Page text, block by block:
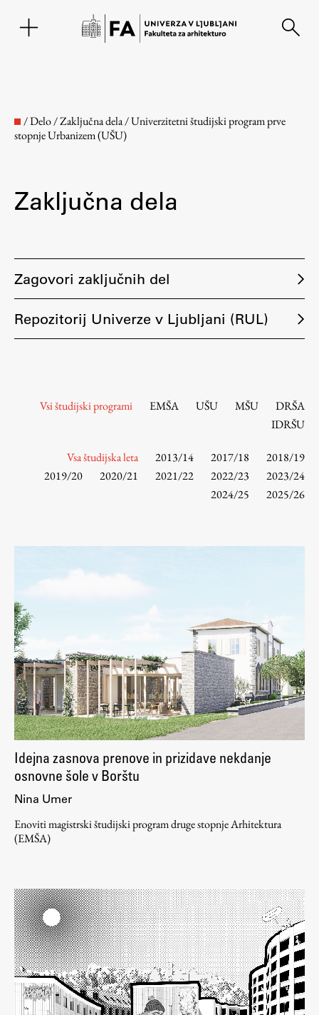
Fakulteta
Osebje
Mednarodno sodelovanje
Konzorciji
Tržna dejavnost
Spletni arhiv DEPO
Študij
Predstavitev študija
Študentske informacije
Urniki
Izbirni moduli EMŠA
Mednarodne izmenjave
Študijske prakse
Spletna učilnica
ŠIS (SI)
ŠIS (EN)
/Delo/Zaključna dela/Univerzitetni študijski program prve
stopnje Urbanizem (UŠU)
Zaključna dela
Zagovori zaključnih del
Repozitorij Univerze v Ljubljani (RUL)
Vsi študijski programi EMŠA UŠU MŠU
DRŠA
IDRŠU
Vsa študijska leta 2013/14 2017/18
2018/19
2019/20
2020/21 2021/22 2022/23
2023/24
2024/25
2025/26
Idejna zasnova prenove in prizidave nekdanje
osnovne šole v Borštu
Nina Umer
Enoviti magistrski študijski program druge stopnje Arhitektura
(EMŠA)